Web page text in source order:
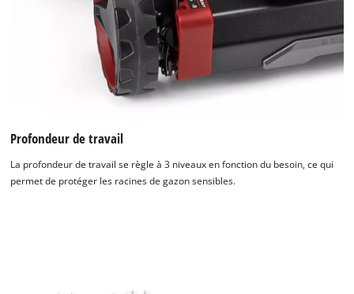
Profondeur de travail
La profondeur de travail se règle à 3 niveaux en fonction du besoin, ce qui
permet de protéger les racines de gazon sensibles.